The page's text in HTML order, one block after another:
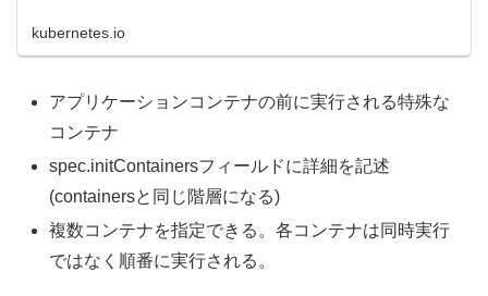
kubernetes.io
アプリケーションコンテナの前に実行される特殊な
コンテナ
spec.initContainersフィールドに詳細を記述
(containersと同じ階層になる)
複数コンテナを指定できる。各コンテナは同時実行
ではなく順番に実行される。